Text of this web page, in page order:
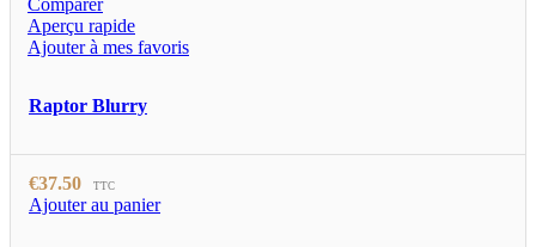
Aperçu rapide
Ajouter à mes favoris
Raptor Blurry
€37.50 TTC
Ajouter au panier